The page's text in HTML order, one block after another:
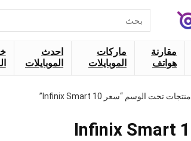
عن:
مقارنة
هواتف
ماركات
الموبايلات
احدث
الموبايلات
منتجات تحت الوسم “سعر Infinix Smart 10”